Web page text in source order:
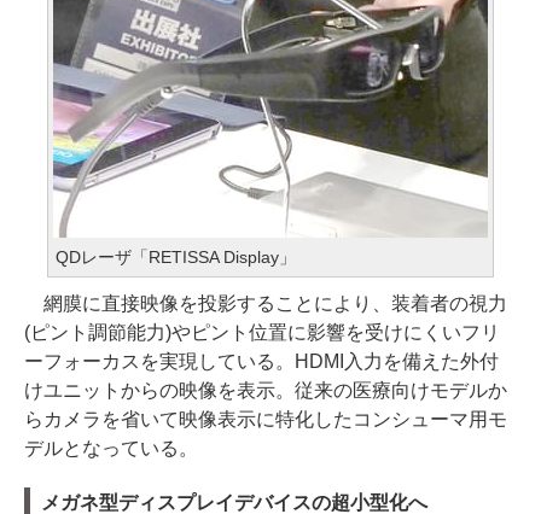
QDレーザ「RETISSA Display」
網膜に直接映像を投影することにより、装着者の視力
(ピント調節能力)やピント位置に影響を受けにくいフリ
ーフォーカスを実現している。HDMI入力を備えた外付
けユニットからの映像を表示。従来の医療向けモデルか
らカメラを省いて映像表示に特化したコンシューマ用モ
デルとなっている。
メガネ型ディスプレイデバイスの超小型化へ